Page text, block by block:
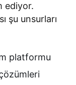
ediyor.
şu unsurları
platformu